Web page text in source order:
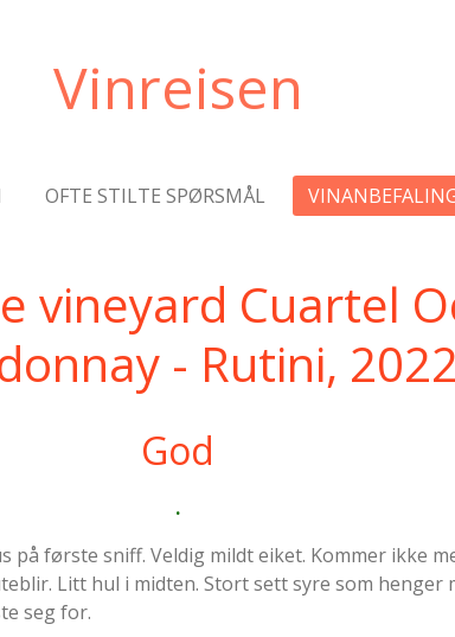
Vinreisen
OFTE STILTE SPØRSMÅL
vineyard Cuartel
- Rutini, 2022
God
.
på første sniff. Veldig mildt eiket. Kommer ikke
Litt hul i midten. Stort sett syre som henger
seg for.